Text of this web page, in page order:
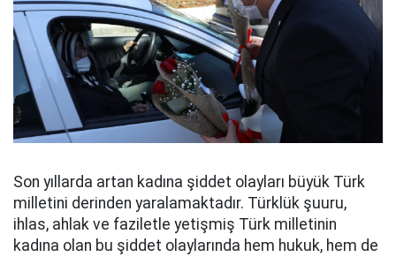
Son yıllarda artan kadına şiddet olayları büyük Türk
milletini derinden yaralamaktadır. Türklük şuuru,
ihlas, ahlak ve faziletle yetişmiş Türk milletinin
kadına olan bu şiddet olaylarında hem hukuk, hem de